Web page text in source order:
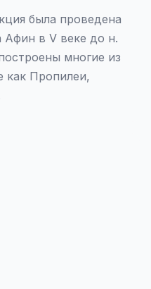
была проведена
Афин в V веке до н.
многие из
как Пропилеи,